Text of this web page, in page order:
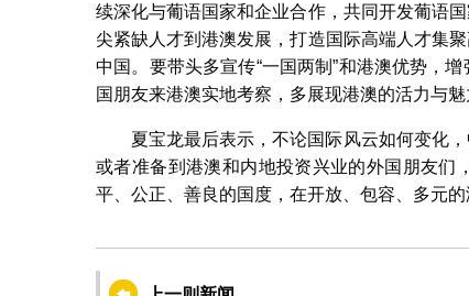
续深化与葡语国家和企业合作，共同开发葡语
尖紧缺人才到港澳发展，打造国际高端人才集
中国。要带头多宣传“一国两制”和港澳优势，
国朋友来港澳实地考察，多展现港澳的活力与魅
夏宝龙最后表示，不论国际风云如何变化
或者准备到港澳和内地投资兴业的外国朋友们
平、公正、善良的国度，在开放、包容、多元